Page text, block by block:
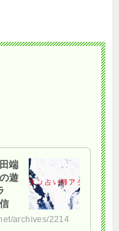
端
遊
archives/2214